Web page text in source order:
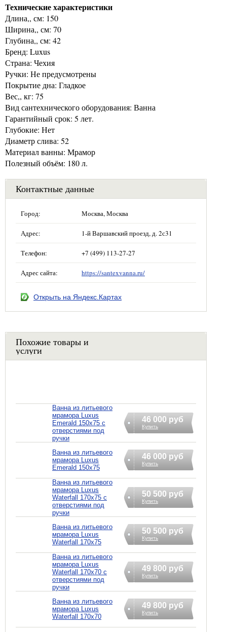
Технические характеристики
Длина,, см: 150
Ширина,, см: 70
Глубина,, см: 42
Бренд: Luxus
Страна: Чехия
Ручки: Не предусмотрены
Покрытие дна: Гладкое
Вес,, кг: 75
Вид сантехнического оборудования: Ванна
Гарантийный срок: 5 лет.
Глубокие: Нет
Диаметр слива: 52
Материал ванны: Мрамор
Полезный объём: 180 л.
Контактные данные
Город: Москва, Москва
Адрес: 1-й Варшавский проезд, д. 2с31
Телефон: +7 (499) 113-27-27
Адрес сайта: https://santexvanna.ru/
Открыть на Яндекс.Картах
Похожие товары и
услуги
Ванна из литьевого
мрамора Luxus
Emerald 150x75 с
отверстиями под
ручки
46 000 руб
Купить
Ванна из литьевого
мрамора Luxus
Emerald 150x75
46 000 руб
Купить
Ванна из литьевого
мрамора Luxus
Waterfall 170x75 с
отверстиями под
ручки
50 500 руб
Купить
Ванна из литьевого
мрамора Luxus
Waterfall 170x75
50 500 руб
Купить
Ванна из литьевого
мрамора Luxus
Waterfall 170x70 с
отверстиями под
ручки
49 800 руб
Купить
Ванна из литьевого
мрамора Luxus
Waterfall 170x70
49 800 руб
Купить